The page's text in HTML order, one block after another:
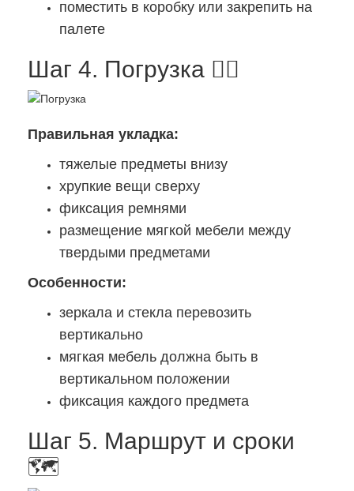
поместить в коробку или закрепить на
палете
Шаг 4. Погрузка 🏋️‍♂️
Правильная укладка:
тяжелые предметы внизу
хрупкие вещи сверху
фиксация ремнями
размещение мягкой мебели между
твердыми предметами
Особенности:
зеркала и стекла перевозить
вертикально
мягкая мебель должна быть в
вертикальном положении
фиксация каждого предмета
Шаг 5. Маршрут и сроки
🗺️